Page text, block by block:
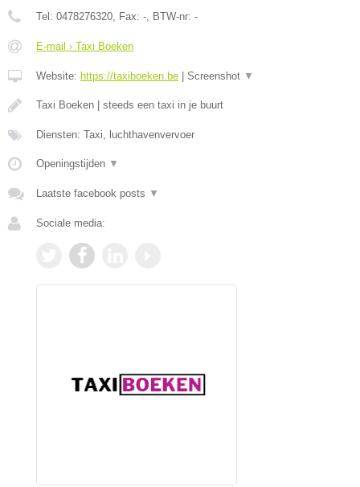
Tel: 0478276320, Fax: -, BTW-nr: -
E-mail › Taxi Boeken
Website: https://taxiboeken.be Screenshot ▼
Taxi Boeken | steeds een taxi in je buurt
Diensten: Taxi, luchthavenvervoer
Openingstijden ▼
Laatste facebook posts ▼
Sociale media: